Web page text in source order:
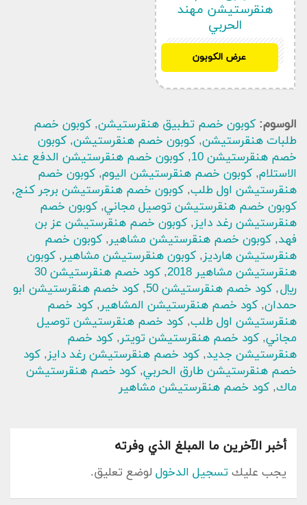
هنقرستيشن مهند
الحربي
عرض الكوبون
الوسوم: كوبون خصم تطبيق هنقرستيشن, كوبون خصم
طلبات هنقرستيشن, كوبون خصم هنقرستيشن, كوبون
خصم هنقرستيشن 10
, كوبون خصم هنقرستيشن الدفع عند
الاستلام, كوبون خصم هنقرستيشن اليوم, كوبون خصم
هنقرستيشن اول طلب, كوبون خصم هنقرستيشن برجر كنج,
كوبون خصم هنقرستيشن توصيل مجاني, كوبون خصم
هنقرستيشن رغد دايز, كوبون خصم هنقرستيشن عز بن
فهد, كوبون خصم هنقرستيشن مشاهير, كوبون خصم
هنقرستيشن هارديز, كوبون هنقرستيشن مشاهير, كوبون
هنقرستيشن مشاهير 2018
,
كود خصم هنقرستيشن 30
ريال, كود خصم هنقرستيشن 50 , كود خصم هنقرستيشن ابو
حمدان, كود خصم هنقرستيشن المشاهير, كود خصم
هنقرستيشن اول طلب, كود خصم هنقرستيشن توصيل
مجاني, كود خصم هنقرستيشن تويتر, كود خصم
هنقرستيشن جديد, كود خصم هنقرستيشن رغد دايز, كود
خصم هنقرستيشن طارق الحربي, كود خصم هنقرستيشن
ماك, كود خصم هنقرستيشن مشاهير
أخبر الآخرين ما المبلغ الذي وفرته
يجب عليك تسجيل الدخول لوضع تعليق.